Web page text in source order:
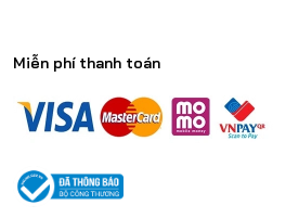
Miễn phí thanh toán